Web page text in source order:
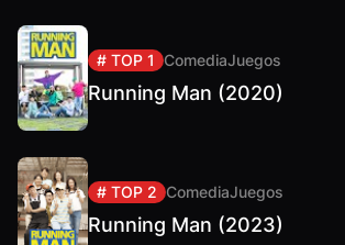
# TOP 1 ComediaJuegos
Running Man (2020)
# TOP 2 ComediaJuegos
Running Man (2023)